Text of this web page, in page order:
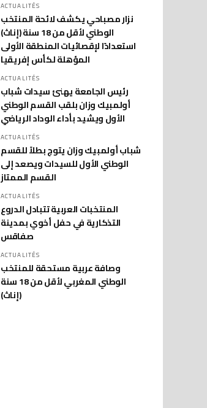
ACTUALITÉS
نزار مصباحي يكشف لائحة المنتخب
الوطني لأقل من 18 سنة (إناث)
استعدادًا لإقصائيات المنطقة الأولى
المؤهلة لكأس إفريقيا
ACTUALITÉS
رئيس الجامعة يهنئ سيدات شباب
أولمبيك وزان بلقب القسم الوطني
الأول ويشيد بأداء الوداد الرياضي
ACTUALITÉS
شباب أولمبيك وزان يتوج بطلاً للقسم
الوطني الأول للسيدات ويصعد إلى
القسم الممتاز
ACTUALITÉS
المنتخبات العربية تتبادل الدروع
التذكارية في حفل أخوي بمدينة
صفاقس
ACTUALITÉS
وصافة عربية مستحقة للمنتخب
الوطني المغربي لأقل من 18 سنة
(إناث)